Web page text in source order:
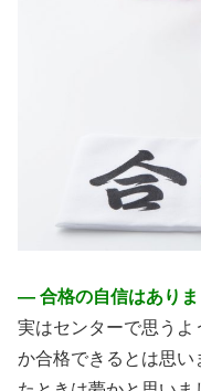
― 合格の自信はありま
実はセンターで思うよ
か合格できるとは思